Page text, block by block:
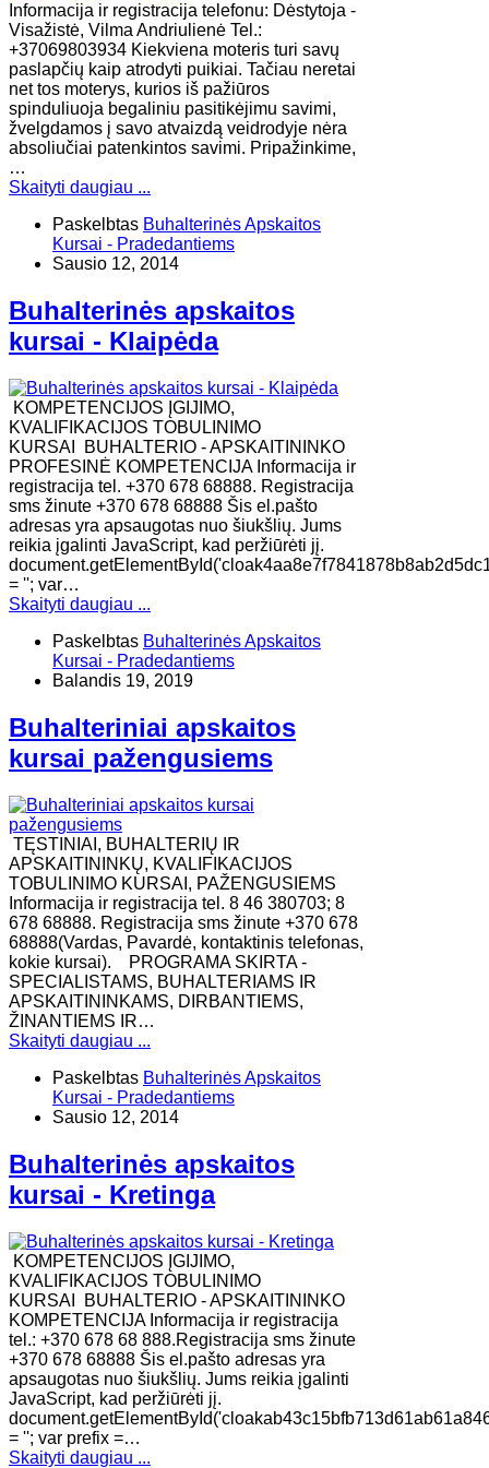
Informacija ir registracija telefonu: Dėstytoja -
Visažistė, Vilma Andriulienė Tel.:
+37069803934 Kiekviena moteris turi savų
paslapčių kaip atrodyti puikiai. Tačiau neretai
net tos moterys, kurios iš pažiūros
spinduliuoja begaliniu pasitikėjimu savimi,
žvelgdamos į savo atvaizdą veidrodyje nėra
absoliučiai patenkintos savimi. Pripažinkime,
…
Skaityti daugiau ...
Paskelbtas Buhalterinės Apskaitos
Kursai - Pradedantiems
Sausio 12, 2014
Buhalterinės apskaitos
kursai - Klaipėda
KOMPETENCIJOS ĮGIJIMO,
KVALIFIKACIJOS TOBULINIMO
KURSAI BUHALTERIO - APSKAITININKO
PROFESINĖ KOMPETENCIJA Informacija ir
registracija tel. +370 678 68888. Registracija
sms žinute +370 678 68888 Šis el.pašto
adresas yra apsaugotas nuo šiukšlių. Jums
reikia įgalinti JavaScript, kad peržiūrėti jį.
= ''; var…
Skaityti daugiau ...
Paskelbtas Buhalterinės Apskaitos
Kursai - Pradedantiems
Balandis 19, 2019
Buhalteriniai apskaitos
kursai pažengusiems
TĘSTINIAI, BUHALTERIŲ IR
APSKAITININKŲ, KVALIFIKACIJOS
TOBULINIMO KURSAI, PAŽENGUSIEMS
Informacija ir registracija tel. 8 46 380703; 8
678 68888. Registracija sms žinute +370 678
68888(Vardas, Pavardė, kontaktinis telefonas,
kokie kursai). ​PROGRAMA SKIRTA -
SPECIALISTAMS, BUHALTERIAMS IR
APSKAITININKAMS, DIRBANTIEMS,
ŽINANTIEMS IR…
Skaityti daugiau ...
Paskelbtas Buhalterinės Apskaitos
Kursai - Pradedantiems
Sausio 12, 2014
Buhalterinės apskaitos
kursai - Kretinga
KOMPETENCIJOS ĮGIJIMO,
KVALIFIKACIJOS TOBULINIMO
KURSAI BUHALTERIO - APSKAITININKO
KOMPETENCIJA Informacija ir registracija
tel.: +370 678 68 888.Registracija sms žinute
+370 678 68888 Šis el.pašto adresas yra
apsaugotas nuo šiukšlių. Jums reikia įgalinti
JavaScript, kad peržiūrėti jį.
= ''; var prefix =…
Skaityti daugiau ...